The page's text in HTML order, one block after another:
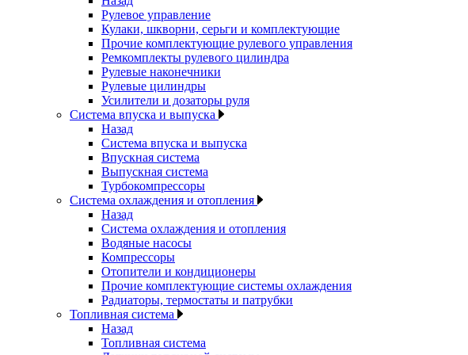
Рулевое управление
Кулаки, шкворни, серьги и комплектующие
Прочие комплектующие рулевого управления
Ремкомплекты рулевого цилиндра
Рулевые наконечники
Рулевые цилиндры
Усилители и дозаторы руля
Система впуска и выпуска
Назад
Система впуска и выпуска
Впускная система
Выпускная система
Турбокомпрессоры
Система охлаждения и отопления
Назад
Система охлаждения и отопления
Водяные насосы
Компрессоры
Отопители и кондиционеры
Прочие комплектующие системы охлаждения
Радиаторы, термостаты и патрубки
Топливная система
Назад
Топливная система